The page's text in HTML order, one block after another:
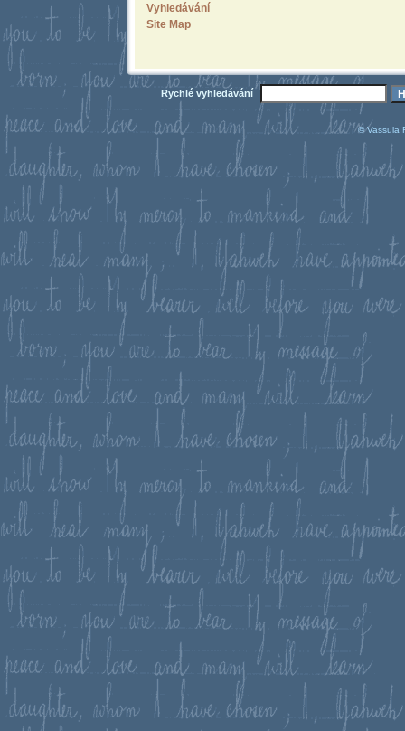
Vyhledávání
Site Map
Rychlé vyhledávání
© Vassula